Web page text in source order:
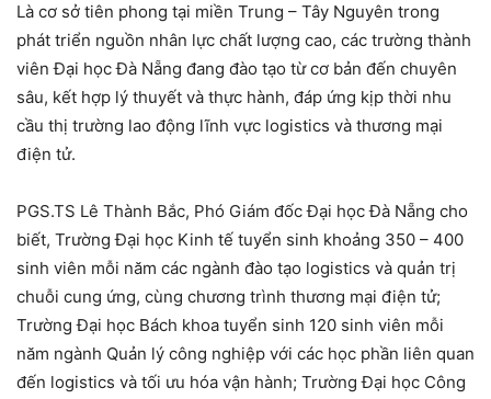
Là cơ sở tiên phong tại miền Trung – Tây Nguyên trong
phát triển nguồn nhân lực chất lượng cao, các trường thành
viên Đại học Đà Nẵng đang đào tạo từ cơ bản đến chuyên
sâu, kết hợp lý thuyết và thực hành, đáp ứng kịp thời nhu
cầu thị trường lao động lĩnh vực logistics và thương mại
điện tử.
PGS.TS Lê Thành Bắc, Phó Giám đốc Đại học Đà Nẵng cho
biết, Trường Đại học Kinh tế tuyển sinh khoảng 350 – 400
sinh viên mỗi năm các ngành đào tạo logistics và quản trị
chuỗi cung ứng, cùng chương trình thương mại điện tử;
Trường Đại học Bách khoa tuyển sinh 120 sinh viên mỗi
năm ngành Quản lý công nghiệp với các học phần liên quan
đến logistics và tối ưu hóa vận hành; Trường Đại học Công